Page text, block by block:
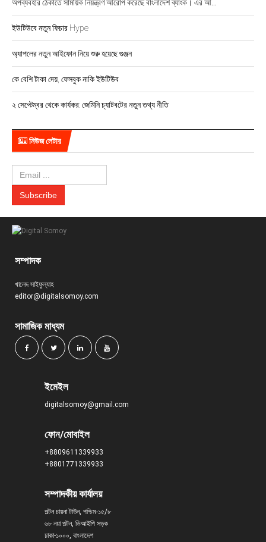
অপব্যবহার ঠেকাতে সাময়িক নিয়ন্ত্রণ আরোপ করেছে বাংলাদেশ ব্যাংক। এর আ...
ইউটিউবে নতুন ফিচার Hype
অ্যাপলের নতুন আইফোন নিয়ে শুরু হয়েছে গুঞ্জন
কে বেশি টাকা দেয়, ফেসবুক নাকি ইউটিউব
২ সেপ্টেম্বর থেকে কার্যকর: জেমিনি চ্যাটবটের নতুন তথ্য নীতি
নিউজ লেটার
সম্পাদক
খালেদ সাইফুল্যাহ
editor@digitalsomoy.com
সামাজিক মাধ্যম
ইমেইল
digitalsomoy@gmail.com
ফোন/মোবাইল
+8809611339933
+8801771339933
সম্পাদকীয় কার্যালয়
পল্টন চায়না টাউন, পশ্চিম-১৫/৮
৬৮ নয়া পল্টন, ভিআইপি সড়ক
ঢাকা-১০০০, বাংলাদেশ